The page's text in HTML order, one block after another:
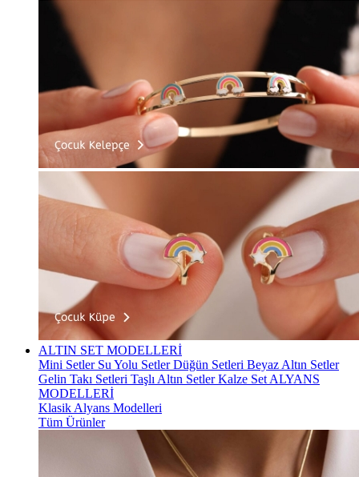
ALTIN SET MODELLERİ
Mini Setler Su Yolu SetlerDüğün Setleri Beyaz Altın Setler
Gelin Takı Setleri Taşlı Altın SetlerKalze Set ALYANS
MODELLERİ
Klasik Alyans Modelleri
Tüm Ürünler